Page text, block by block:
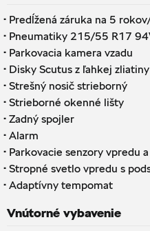
· Predĺžená záruka na 5
· Pneumatiky 215/55 R17
· Parkovacia kamera vzadu
· Disky Scutus z ľahkej
· Strešný nosič strieborný
· Strieborné okenné lišty
· Zadný spojler
· Alarm
· Parkovacie senzory vpredu
· Stropné svetlo vpredu s
· Adaptívny tempomat
Vnútorné vybavenie